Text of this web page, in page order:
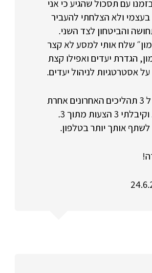
עם תסכול שהגיע כי אני
ולא הצלחתי להעביר
והביטחון לצד השני.
שלח אותי למסע לא קצר
הגדרת יעדים ואפילו קצת
אסטרטגיות לניהול יעדים.
הגעתי ל 3 תהליכים האחרונים אחרת
3 הצעות מתוך 3.
אותך יותר בטלפון.